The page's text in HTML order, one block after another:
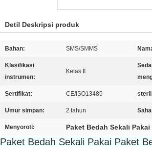
Detil Deskripsi produk
Bahan: SMS/SMMS
Klasifikasi
instrumen:
Kelas II
Sertifikat: CE/ISO13485
Umur simpan: 2 tahun
Menyoroti: Paket Bedah Sekali
Paket Bedah Sekali Pakai Paket